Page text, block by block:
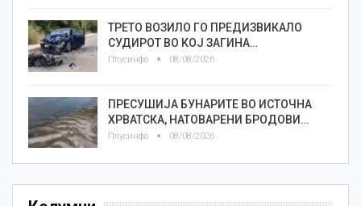
ТРЕТО ВОЗИЛО ГО ПРЕДИЗВИКАЛО
СУДИРОТ ВО КОЈ ЗАГИНА…
Плусинфо 08/08/2026
ПРЕСУШИЈА БУНАРИТЕ ВО ИСТОЧНА
ХРВАТСКА, НАТОВАРЕНИ БРОДОВИ…
Плусинфо 08/08/2026